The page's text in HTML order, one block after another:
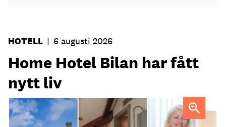
HOTELL | 6 augusti 2026
Home Hotel Bilan har fått
nytt liv
Anna Sundenhammar, General Manager på Home Hotel
Bilan.